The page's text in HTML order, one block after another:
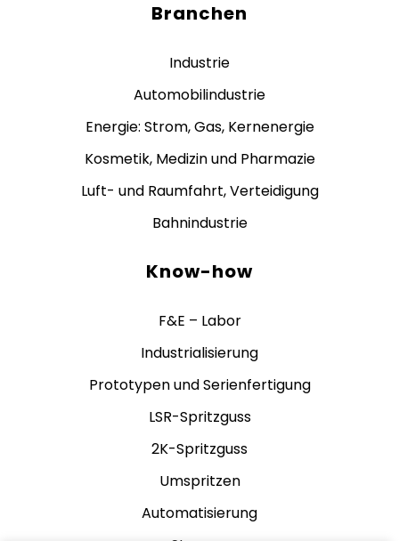
Branchen
Industrie
Automobilindustrie
Energie: Strom, Gas, Kernenergie
Kosmetik, Medizin und Pharmazie
Luft- und Raumfahrt, Verteidigung
Bahnindustrie
Know-how
F&E – Labor
Industrialisierung
Prototypen und Serienfertigung
LSR-Spritzguss
2K-Spritzguss
Umspritzen
Automatisierung